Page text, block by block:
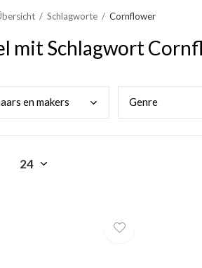
Schlagworte Cornflower
mit Schlagwort
en makers Genre